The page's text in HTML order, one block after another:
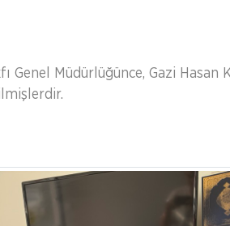
Genel Müdürlüğünce, Gazi Hasan